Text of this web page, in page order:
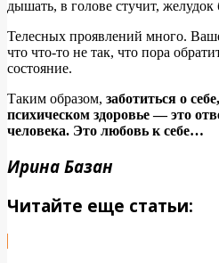
дышать, в голове стучит,
Телесных проявлений много.
что что-то не так, что пора
состояние.
Таким образом, заботиться о
психическом здоровье — это
человека. Это любовь к себе…
Ирина Базан
Читайте еще статьи: